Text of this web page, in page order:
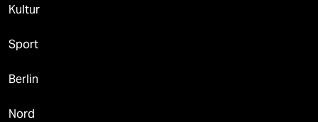
Kultur
Sport
Berlin
Nord